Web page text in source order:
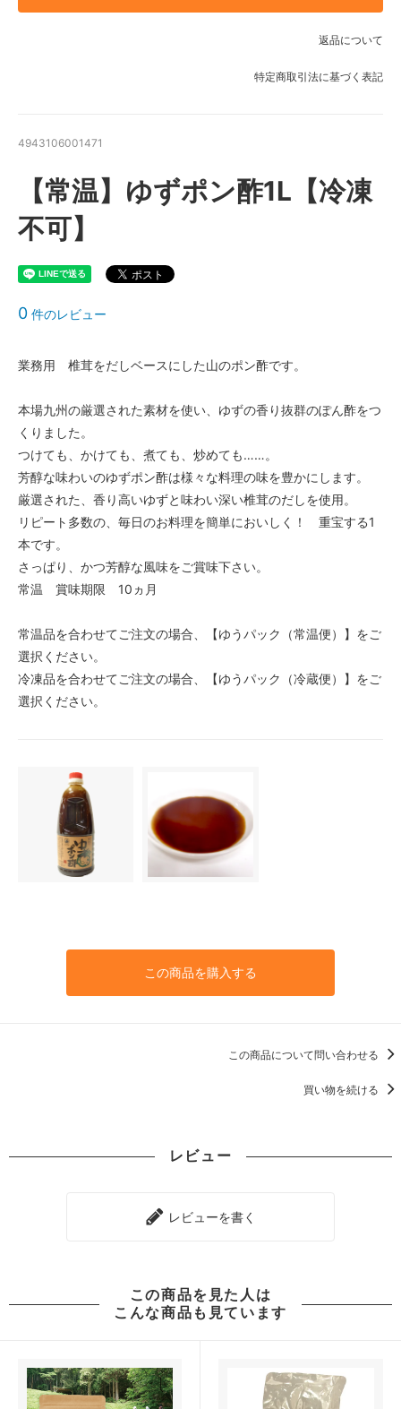
返品について
特定商取引法に基づく表記
4943106001471
【常温】ゆずポン酢1L【冷凍
不可】
0 件のレビュー
業務用 椎茸をだしベースにした山のポン酢です。
本場九州の厳選された素材を使い、ゆずの香り抜群のぽん酢をつ
くりました。
つけても、かけても、煮ても、炒めても……。
芳醇な味わいのゆずポン酢は様々な料理の味を豊かにします。
厳選された、香り高いゆずと味わい深い椎茸のだしを使用。
リピート多数の、毎日のお料理を簡単においしく！ 重宝する1
本です。
さっぱり、かつ芳醇な風味をご賞味下さい。
常温 賞味期限 10ヵ月
常温品を合わせてご注文の場合、【ゆうパック（常温便）】をご
選択ください。
冷凍品を合わせてご注文の場合、【ゆうパック（冷蔵便）】をご
選択ください。
この商品を購入する
この商品について問い合わせる
買い物を続ける
レビュー
レビューを書く
この商品を見た人は
こんな商品も見ています